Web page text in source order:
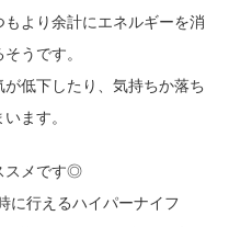
より余計にエネルギーを消
うです。
低下したり、気持ちか落ち
ます。
スメです◎
に行えるハイパーナイフ